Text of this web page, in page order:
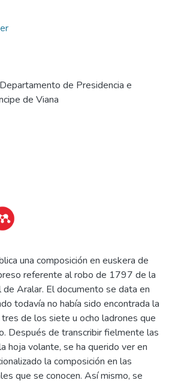
de Presidencia e
de Viana
una composición en euskera de
referente al robo de 1797 de la
Aralar. El documento se data en
todavía no había sido encontrada la
de los siete u ocho ladrones que
Después de transcribir fielmente las
hoja volante, se ha querido ver en
la composición en las
que se conocen. Así mismo, se